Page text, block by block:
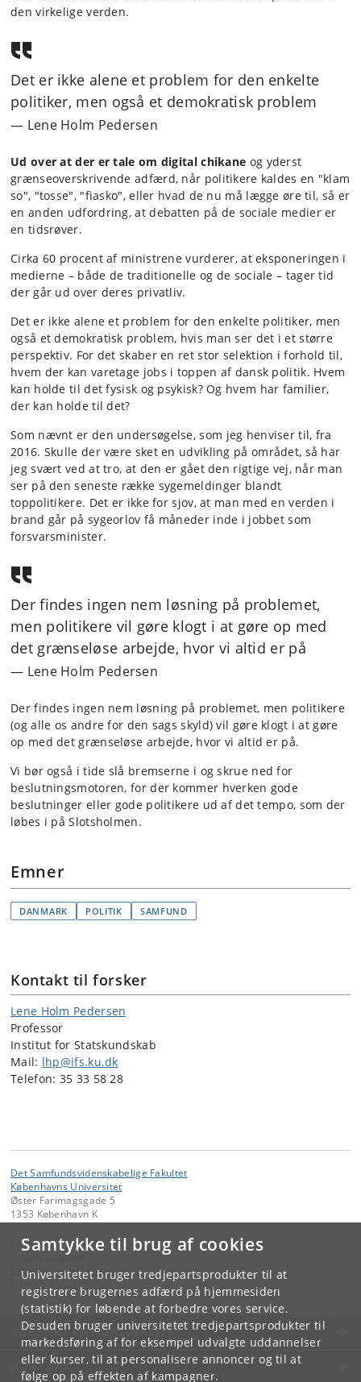
Samtykke til brug af cookies
Universitetet bruger tredjepartsprodukter til at
registrere brugernes adfærd på hjemmesiden
(statistik) for løbende at forbedre vores service.
Desuden bruger universitetet tredjepartsprodukter til
markedsføring af for eksempel udvalgte uddannelser
eller kurser, til at personalisere annoncer og til at
følge op på effekten af kampagner.
den virkelige verden.
Det er ikke alene et problem for den enkelte
politiker, men også et demokratisk problem
Lene Holm Pedersen
Ud over at der er tale om digital chikane og yderst
grænseoverskrivende adfærd, når politikere kaldes en "klam
so", "tosse", "fiasko", eller hvad de nu må lægge øre til, så er
en anden udfordring, at debatten på de sociale medier er
en tidsrøver.
Cirka 60 procent af ministrene vurderer, at eksponeringen i
medierne – både de traditionelle og de sociale – tager tid
der går ud over deres privatliv.
Det er ikke alene et problem for den enkelte politiker, men
også et demokratisk problem, hvis man ser det i et større
perspektiv. For det skaber en ret stor selektion i forhold til,
hvem der kan varetage jobs i toppen af dansk politik. Hvem
kan holde til det fysisk og psykisk? Og hvem har familier,
der kan holde til det?
Som nævnt er den undersøgelse, som jeg henviser til, fra
2016. Skulle der være sket en udvikling på området, så har
jeg svært ved at tro, at den er gået den rigtige vej, når man
ser på den seneste række sygemeldinger blandt
toppolitikere. Det er ikke for sjov, at man med en verden i
brand går på sygeorlov få måneder inde i jobbet som
forsvarsminister.
Der findes ingen nem løsning på problemet,
men politikere vil gøre klogt i at gøre op med
det grænseløse arbejde, hvor vi altid er på
Lene Holm Pedersen
Der findes ingen nem løsning på problemet, men politikere
(og alle os andre for den sags skyld) vil gøre klogt i at gøre
op med det grænseløse arbejde, hvor vi altid er på.
Vi bør også i tide slå bremserne i og skrue ned for
beslutningsmotoren, for der kommer hverken gode
beslutninger eller gode politikere ud af det tempo, som der
løbes i på Slotsholmen.
Emner
DANMARK POLITIK SAMFUND
Kontakt til forsker
Lene Holm Pedersen
Professor
Institut for Statskundskab
Mail: lhp@ifs.ku.dk
Telefon: 35 33 58 28
Det Samfundsvidenskabelige Fakultet
Københavns Universitet
Øster Farimagsgade 5
1353 København K
Kontakt:
Fakultetsstaben
samf-fak @samf.ku.dk
KØBENHAVNS UNIVERSITET
KONTAKT